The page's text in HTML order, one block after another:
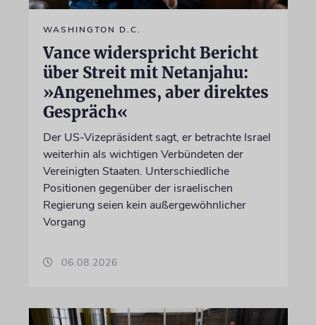
WASHINGTON D.C.
Vance widerspricht Bericht
über Streit mit Netanjahu:
»Angenehmes, aber direktes
Gespräch«
Der US-Vizepräsident sagt, er betrachte Israel
weiterhin als wichtigen Verbündeten der
Vereinigten Staaten. Unterschiedliche
Positionen gegenüber der israelischen
Regierung seien kein außergewöhnlicher
Vorgang
06.08.2026